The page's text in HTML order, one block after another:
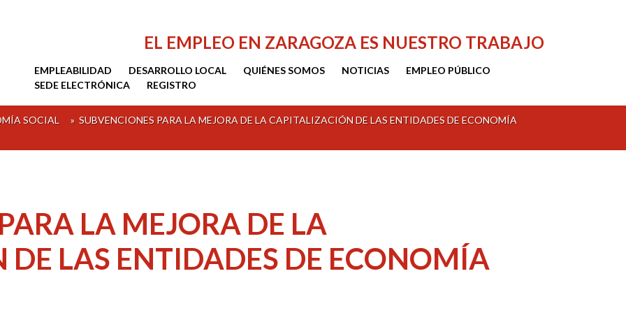
EL EMPLEO EN ZARAGOZA ES NUESTRO TRABAJO
EMPLEABILIDAD DESARROLLO LOCAL QUIÉNES SOMOS NOTICIAS
EMPLEO PÚBLICO
SEDE ELECTRÓNICA
REGISTRO
SOCIAL » SUBVENCIONES PARA LA MEJORA DE LA CAPITALIZACIÓN DE LAS ENTIDADES DE ECONOMÍA
LA MEJORA DE LA
LAS ENTIDADES DE ECONOMÍA